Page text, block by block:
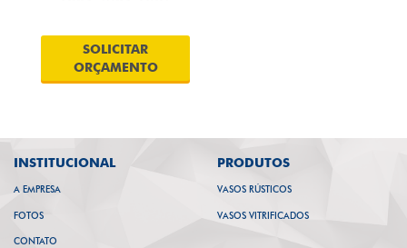
SOLICITAR
ORÇAMENTO
INSTITUCIONAL
A EMPRESA
FOTOS
CONTATO
PRODUTOS
VASOS RÚSTICOS
VASOS VITRIFICADOS